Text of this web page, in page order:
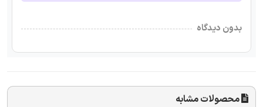
بدون دیدگاه
محصولات مشابه